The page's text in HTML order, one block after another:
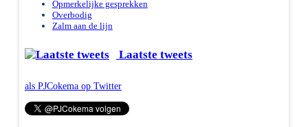
Opmerkelijke gesprekken
Overbodig
Zalm aan de lijn
Laatste tweets
als PJCokema op Twitter